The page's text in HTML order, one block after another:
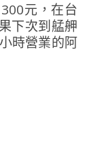
元，在台
下次到艋舺
時營業的阿